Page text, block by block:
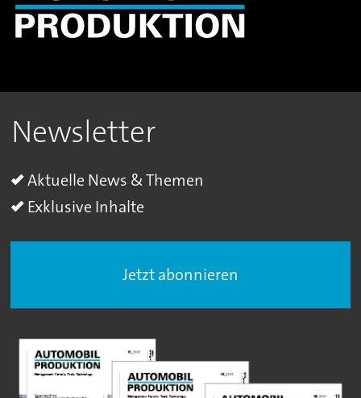
Newsletter
Aktuelle News & Themen
Exklusive Inhalte
Jetzt abonnieren